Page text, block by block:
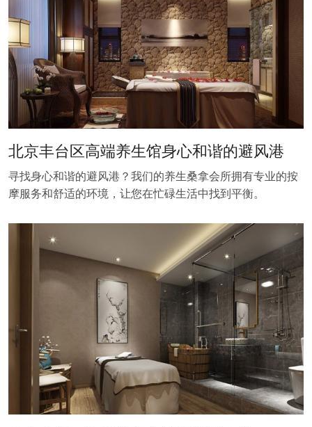
北京丰台区高端养生馆身心和谐的避风港
寻找身心和谐的避风港？我们的养生桑拿会所拥有专业的按
摩服务和舒适的环境，让您在忙碌生活中找到平衡。